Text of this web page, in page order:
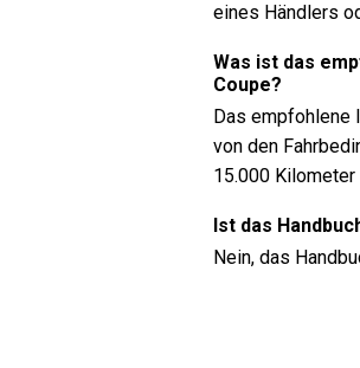
eines Händlers
Was ist das
Coupe?
Das empfohlene
von den
15.000
Ist das
Nein, das